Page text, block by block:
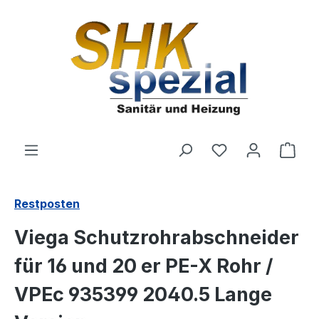
Du hast 0
Restposten
Viega Schutzrohrabschneider
für 16 und 20 er PE-X Rohr /
VPEc 935399 2040.5 Lange